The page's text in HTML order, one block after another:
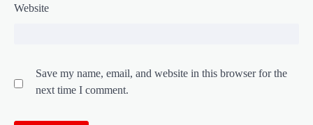
Website
Save my name, email, and website in this browser for the
next time I comment.